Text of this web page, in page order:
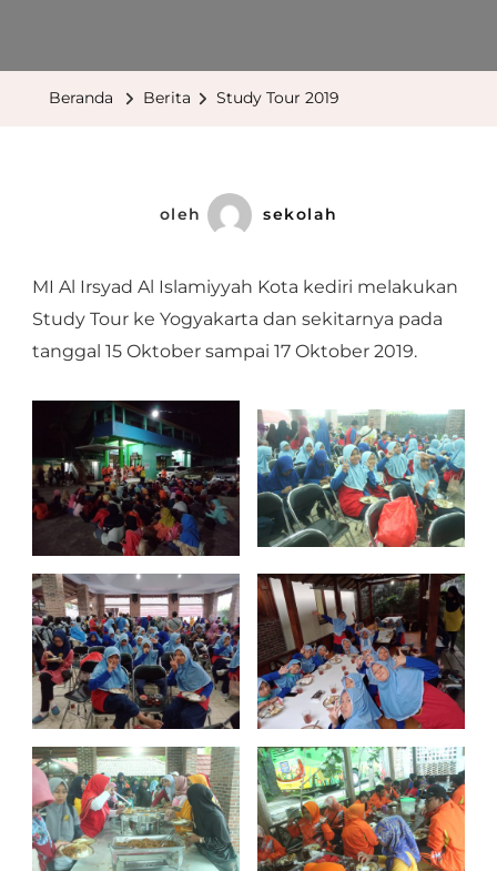
Beranda Berita Study Tour 2019
oleh sekolah
MI Al Irsyad Al Islamiyyah Kota kediri melakukan
Study Tour ke Yogyakarta dan sekitarnya pada
tanggal 15 Oktober sampai 17 Oktober 2019.